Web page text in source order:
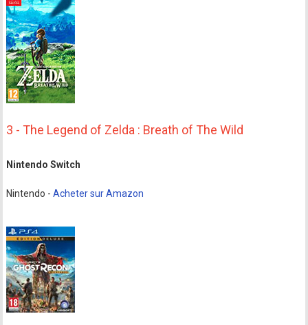
3 - The Legend of Zelda : Breath of The Wild
Nintendo Switch
Nintendo -Acheter sur Amazon